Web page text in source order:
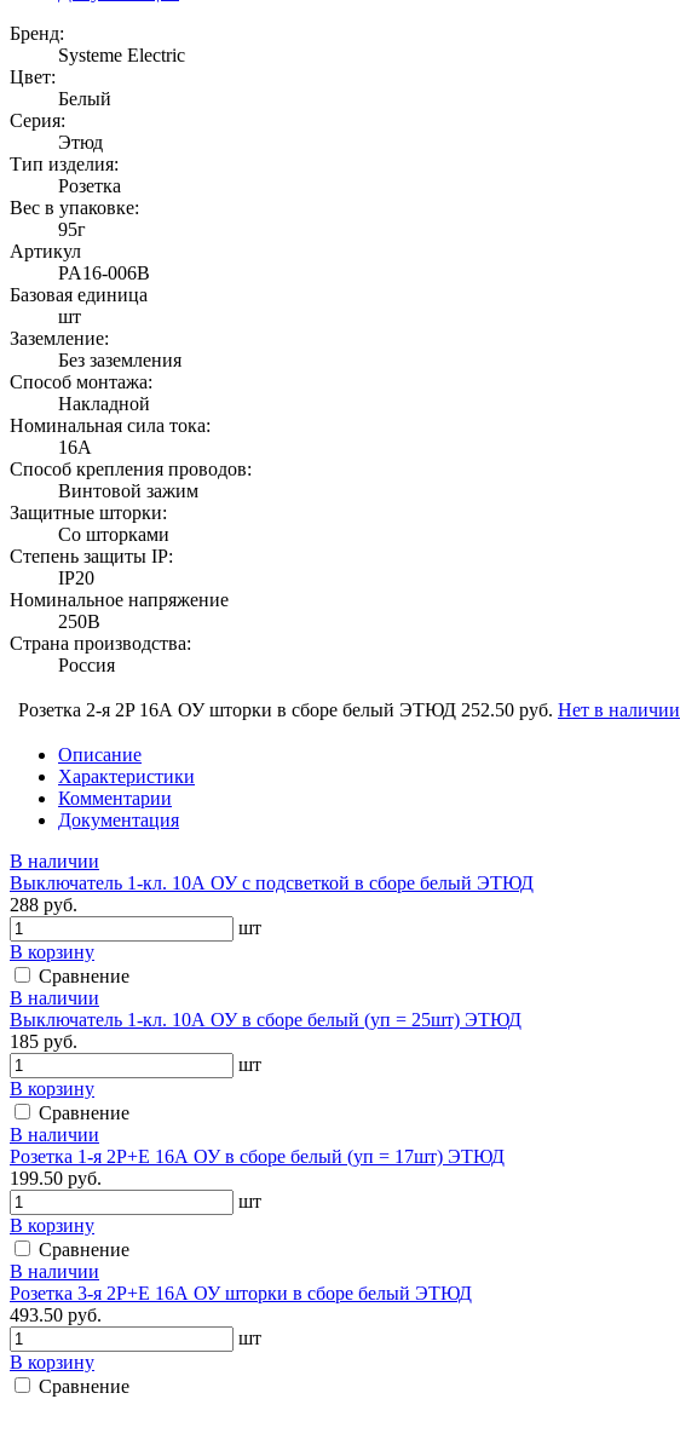
Бренд:
Systeme Electric
Цвет:
Белый
Серия:
Этюд
Тип изделия:
Розетка
Вес в упаковке:
95г
Артикул
PA16-006B
Базовая единица
шт
Заземление:
Без заземления
Способ монтажа:
Накладной
Номинальная сила тока:
16А
Способ крепления проводов:
Винтовой зажим
Защитные шторки:
Со шторками
Степень защиты IP:
IP20
Номинальное напряжение
250В
Страна производства:
Россия
Розетка 2-я 2P 16А ОУ шторки в сборе белый ЭТЮД 252.50 руб. Нет в наличии
Описание
Характеристики
Комментарии
Документация
В наличии
Выключатель 1-кл. 10А ОУ с подсветкой в сборе белый ЭТЮД
288 руб.
шт
В корзину
Сравнение
В наличии
Выключатель 1-кл. 10А ОУ в сборе белый (уп = 25шт) ЭТЮД
185 руб.
шт
В корзину
Сравнение
В наличии
Розетка 1-я 2P+E 16А ОУ в сборе белый (уп = 17шт) ЭТЮД
199.50 руб.
шт
В корзину
Сравнение
В наличии
Розетка 3-я 2P+E 16А ОУ шторки в сборе белый ЭТЮД
493.50 руб.
шт
В корзину
Сравнение